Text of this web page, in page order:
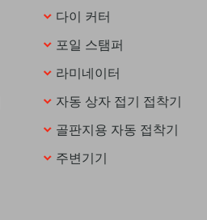
다이 커터
포일 스탬퍼
라미네이터
자동 상자 접기 접착기
골판지용 자동 접착기
주변기기